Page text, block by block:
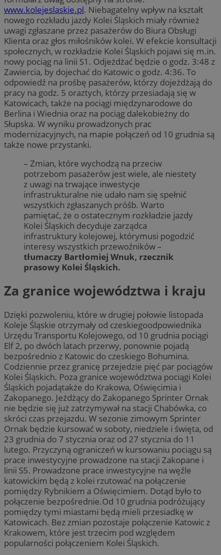
www.kolejeslaskie.pl. Niebagatelny wpływ na kształt
nowego rozkładu jazdy Kolei Śląskich miały również
uwagi zgłaszane przez pasażerów do Biura Obsługi
Klienta oraz głos miłośników kolei. W efekcie konsultacji
społecznych, w rozkładzie Kolei Śląskich pojawi się m.in.
nowy pociąg na linii S1. Odjeżdżać będzie o godz. 3:48 z
Zawiercia, by dojechać do Katowic o godz. 4:36. To
odpowiedź na prośbę pasażerów, którzy dojeżdżają do
pracy na godz. 5 oraztych, którzy przesiadają się w
Katowicach, także na pociągi międzynarodowe do
Berlina i Wiednia oraz na pociąg dalekobieżny do
Słupska. W wyniku prowadzonych prac
modernizacyjnych, na mapie połączeń od 10 grudnia są
także nowe przystanki.
– Zmian, które wychodzą na przeciw
potrzebom pasażerów jest wiele, ale niestety
z uwagi na trwające inwestycje
infrastrukturalne nie udało nam się spełnić
wszystkich zgłaszanych próśb. Warto
pamiętać, że o ostatecznym rozkładzie jazdy
Kolei Śląskich decyduje zarządca
infrastruktury kolejowej, którymusi pogodzić
interesy wszystkich przewoźników –
tłumaczy Bartłomiej Wnuk, rzecznik
prasowy Kolei Śląskich.
Za granice województwa i kraju
Dzięki pozwoleniu, które w drugiej połowie listopada
Koleje Śląskie otrzymały od czeskiegoodpowiednika
Urzędu Transportu Kolejowego, od 10 grudnia pociągi
Elf 2, po dwóch latach przerwy, ponownie pojadą
bezpośrednio z Katowic do czeskiego Bohumina.
Codziennie przez granicę przejedzie pięć par pociągów
Kolei Śląskich. Poza granice województwa pociągi Kolei
Śląskich pojadątakże do Krakowa, Oświęcimia i
Zakopanego. Jeżdżący do Zakopanego Sprinter Ornak
nie będzie się już zatrzymywał na stacji Chabówka, co
skróci czas przejazdu. W sezonie zimowym Sprinter
Ornak będzie kursować w soboty, niedziele i święta, od
23 grudnia do 7 stycznia oraz od 27 stycznia do 11
lutego. Przyczyną ograniczeń w kursowaniu pociągu są
prace inwestycyjne prowadzone na stacji Zakopane i
linii S5. Prowadzone prace inwestycyjne na węźle
katowickim będą z kolei rzutować na połączenie
pomiędzy Rybnikiem a Oświęcimiem. Dotąd było to
połączenie bezpośrednie.Od 10 grudnia podróżujący
pomiędzy tymi miastami będą mieli przesiadkę w
Katowicach. Bez zmian pozostaje połączenie Katowic z
Krakowem, które jest trzecim pod względem
popularności połączeniem Kolei Śląskich.